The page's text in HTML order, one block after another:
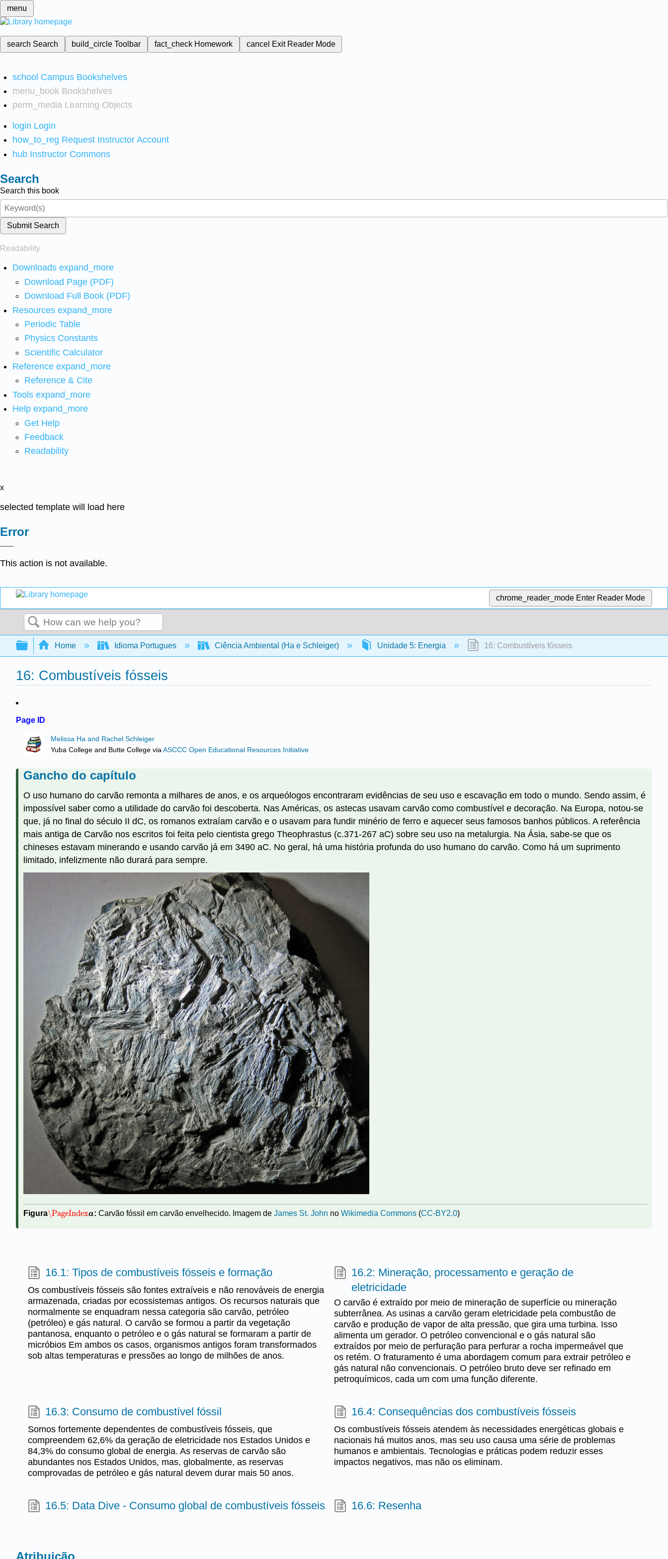
menu
search Search build_circleToolbar fact_check Homework cancel Exit Reader Mode
school Campus Bookshelves
menu_book Bookshelves
perm_media Learning Objects
login Login
how_to_reg Request Instructor Account
hub Instructor Commons
Search
Search this book
Submit Search
Readability
Downloads expand_more
Download Page (PDF)
Download Full Book (PDF)
Resources expand_more
Periodic Table
Physics Constants
Scientific Calculator
Reference expand_more
Reference & Cite
Tools expand_more
Help expand_more
Get Help
Feedback
Readability
x
selected template will load here
Error
This action is not available.
chrome_reader_mode Enter Reader Mode
Search
Expand/collapse global hierarchy
Home Idioma Portugues Ciência Ambiental (Ha e Schleiger) Unidade 5: Energia 16: Combustíveis fósseis
16: Combustíveis fósseis
Page ID
Melissa Ha and Rachel Schleiger
Yuba College and Butte College viaASCCC Open Educational Resources Initiative
Gancho do capítulo
O uso humano do carvão remonta a milhares de anos, e os arqueólogos encontraram evidências de seu uso e escavação em todo o mundo. Sendo assim, é
impossível saber como a utilidade do carvão foi descoberta. Nas Américas, os astecas usavam carvão como combustível e decoração. Na Europa, notou-se
que, já no final do século II dC, os romanos extraíam carvão e o usavam para fundir minério de ferro e aquecer seus famosos banhos públicos. A referência
mais antiga de Carvão nos escritos foi feita pelo cientista grego Theophrastus (c.371-267 aC) sobre seu uso na metalurgia. Na Ásia, sabe-se que os
chineses estavam minerando e usando carvão já em 3490 aC. No geral, há uma história profunda do uso humano do carvão. Como há um suprimento
limitado, infelizmente não durará para sempre.
Figura\PageIndexa
\PageIndexa : Carvão fóssil em carvão envelhecido. Imagem deJames St. John noWikimedia Commons (CC-BY2.0)
16.1: Tipos de combustíveis fósseis e formação
Os combustíveis fósseis são fontes extraíveis e não renováveis de energia
armazenada, criadas por ecossistemas antigos. Os recursos naturais que
normalmente se enquadram nessa categoria são carvão, petróleo
(petróleo) e gás natural. O carvão se formou a partir da vegetação
pantanosa, enquanto o petróleo e o gás natural se formaram a partir de
micróbios Em ambos os casos, organismos antigos foram transformados
sob altas temperaturas e pressões ao longo de milhões de anos.
16.2: Mineração, processamento e geração de
eletricidade
O carvão é extraído por meio de mineração de superfície ou mineração
subterrânea. As usinas a carvão geram eletricidade pela combustão de
carvão e produção de vapor de alta pressão, que gira uma turbina. Isso
alimenta um gerador. O petróleo convencional e o gás natural são
extraídos por meio de perfuração para perfurar a rocha impermeável que
os retém. O fraturamento é uma abordagem comum para extrair petróleo e
gás natural não convencionais. O petróleo bruto deve ser refinado em
petroquímicos, cada um com uma função diferente.
16.3: Consumo de combustível fóssil
Somos fortemente dependentes de combustíveis fósseis, que
compreendem 62,6% da geração de eletricidade nos Estados Unidos e
84,3% do consumo global de energia. As reservas de carvão são
abundantes nos Estados Unidos, mas, globalmente, as reservas
comprovadas de petróleo e gás natural devem durar mais 50 anos.
16.4: Consequências dos combustíveis fósseis
Os combustíveis fósseis atendem às necessidades energéticas globais e
nacionais há muitos anos, mas seu uso causa uma série de problemas
humanos e ambientais. Tecnologias e práticas podem reduzir esses
impactos negativos, mas não os eliminam.
16.5: Data Dive - Consumo global de combustíveis fósseis 16.6: Resenha
Atribuição